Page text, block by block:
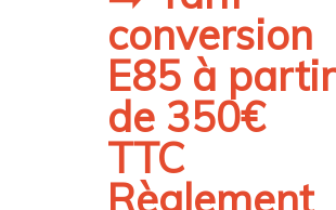
conversion
E85 à partir
de 350€
TTC
Règlement